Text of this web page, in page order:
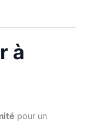
à
pour un